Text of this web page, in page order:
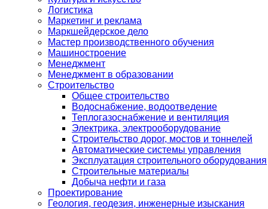
Логистика
Маркетинг и реклама
Маркшейдерское дело
Мастер производственного обучения
Машиностроение
Менеджмент
Менеджмент в образовании
Строительство
Общее строительство
Водоснабжение, водоотведение
Теплогазоснабжение и вентиляция
Электрика, электрооборудование
Строительство дорог, мостов и тоннелей
Автоматические системы управления
Эксплуатация строительного оборудования
Строительные материалы
Добыча нефти и газа
Проектирование
Геология, геодезия, инженерные изыскания